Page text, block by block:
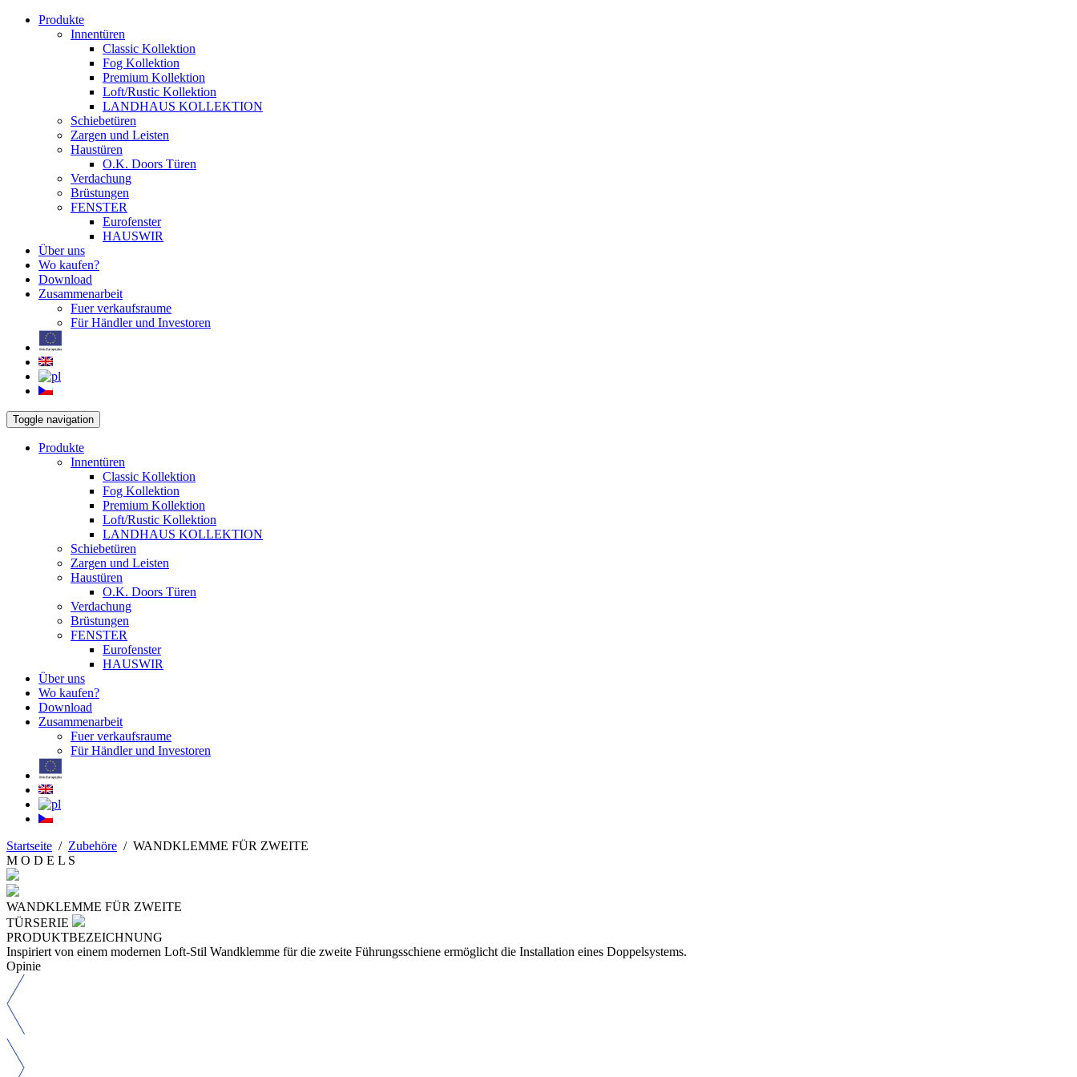
Produkte
Innentüren
Classic Kollektion
Fog Kollektion
Premium Kollektion
Loft/Rustic Kollektion
LANDHAUS KOLLEKTION
Schiebetüren
Zargen und Leisten
Haustüren
O.K. Doors Türen
Verdachung
Brüstungen
FENSTER
Eurofenster
HAUSWIR
Über uns
Wo kaufen?
Download
Zusammenarbeit
Fuer verkaufsraume
Für Händler und Investoren
Toggle navigation
Produkte
Innentüren
Classic Kollektion
Fog Kollektion
Premium Kollektion
Loft/Rustic Kollektion
LANDHAUS KOLLEKTION
Schiebetüren
Zargen und Leisten
Haustüren
O.K. Doors Türen
Verdachung
Brüstungen
FENSTER
Eurofenster
HAUSWIR
Über uns
Wo kaufen?
Download
Zusammenarbeit
Fuer verkaufsraume
Für Händler und Investoren
Startseite / Zubehöre /WANDKLEMME FÜR ZWEITE
M O D E L S
WANDKLEMME FÜR ZWEITE
TÜRSERIE
PRODUKTBEZEICHNUNG
Inspiriert von einem modernen Loft-Stil Wandklemme für die zweite Führungsschiene ermöglicht die Installation eines Doppelsystems.
Opinie